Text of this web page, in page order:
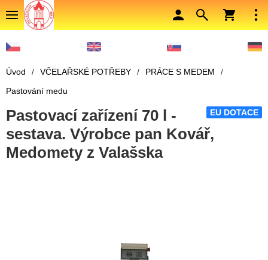
Úvod / VČELAŘSKÉ POTŘEBY / PRÁCE S MEDEM
/
Pastování medu
EU DOTACE
Pastovací zařízení 70 l -
sestava. Výrobce pan Kovář,
Medomety z Valašska